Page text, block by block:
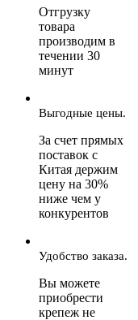
Отгрузку
товара
производим в
течении 30
минут
Выгодные цены.
За счет прямых
поставок с
Китая держим
цену на 30%
ниже чем у
конкурентов
Удобство заказа.
Вы можете
приобрести
крепеж не